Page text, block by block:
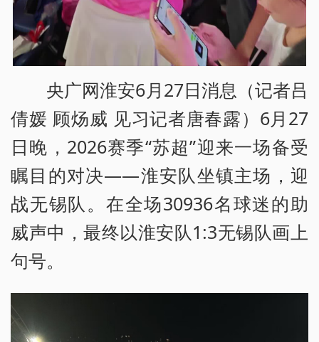
央广网淮安6月27日消息（记者吕
倩媛 顾炀威 见习记者唐春露）6月27
日晚，2026赛季“苏超”迎来一场备受
瞩目的对决——淮安队坐镇主场，迎
战无锡队。在全场30936名球迷的助
威声中，最终以淮安队1:3无锡队画上
句号。